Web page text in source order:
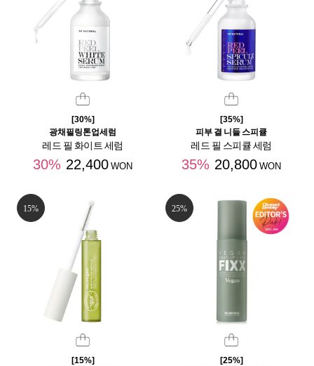
[30%]
광채필링톤업세럼
레드 필 화이트 세럼
30% 22,400 WON
[35%]
피부 결 니들 스피큘
레드 필 스피큘 세럼
35% 20,800 WON
15%
[15%]
25%
[25%]